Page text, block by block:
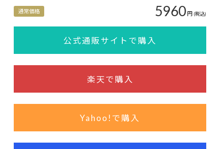
通常価格 5960円 (税込)
公式通販サイトで購入
楽天で購入
Yahoo!で購入